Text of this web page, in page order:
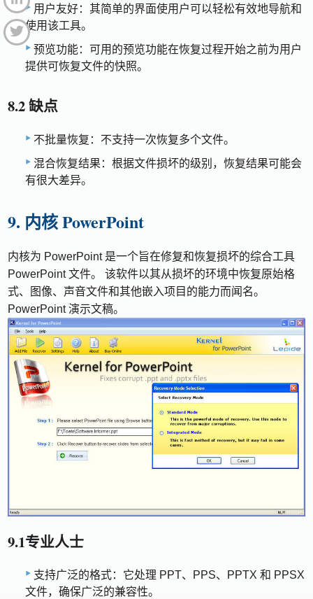
用户友好：其简单的界面使用户可以轻松有效地导航和
使用该工具。
预览功能：可用的预览功能在恢复过程开始之前为用户
提供可恢复文件的快照。
8.2 缺点
不批量恢复：不支持一次恢复多个文件。
混合恢复结果：根据文件损坏的级别，恢复结果可能会
有很大差异。
9. 内核 PowerPoint
内核为 PowerPoint 是一个旨在修复和恢复损坏的综合工具
PowerPoint 文件。 该软件以其从损坏的环境中恢复原始格
式、图像、声音文件和其他嵌入项目的能力而闻名。
PowerPoint 演示文稿。
9.1专业人士
支持广泛的格式：它处理 PPT、PPS、PPTX 和 PPSX
文件，确保广泛的兼容性。